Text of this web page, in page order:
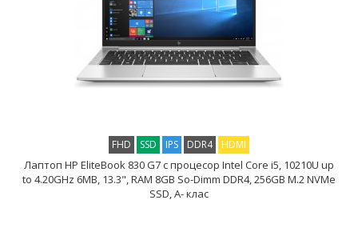
FHD SSD IPS DDR4 HDMI
Лаптоп HP EliteBook 830 G7 с процесор Intel Core i5, 10210U up
to 4.20GHz 6MB, 13.3", RAM 8GB So-Dimm DDR4, 256GB M.2 NVMe
SSD, A- клас